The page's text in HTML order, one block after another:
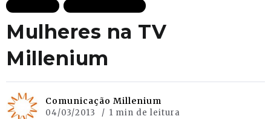
Mulheres na TV
Millenium
Comunicação Millenium
04/03/2013 1 min de leitura